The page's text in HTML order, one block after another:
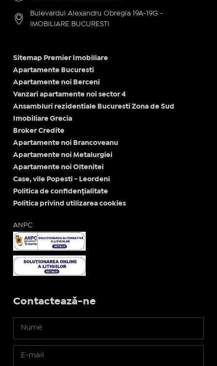
Bulevardul Alexandru Obregia 19A-19G -
IMOBILIARE BUCURESTI
Sitemap Premier Imobiliare
Apartamente Bucuresti
Apartamente noi Berceni
Vanzari apartamente noi sector 4
Ansambluri rezidentiale Bucuresti Zona de Sud
Imobiliare Grecia
Broker Credite
Apartamente noi Brancoveanu
Apartamente noi Metalurgiei
Apartamente noi Oltenitei
Case, vile Popesti - Leordeni
Politica de confidențialitate
Politica privind utilizarea cookies
ANPC
Contactează-ne